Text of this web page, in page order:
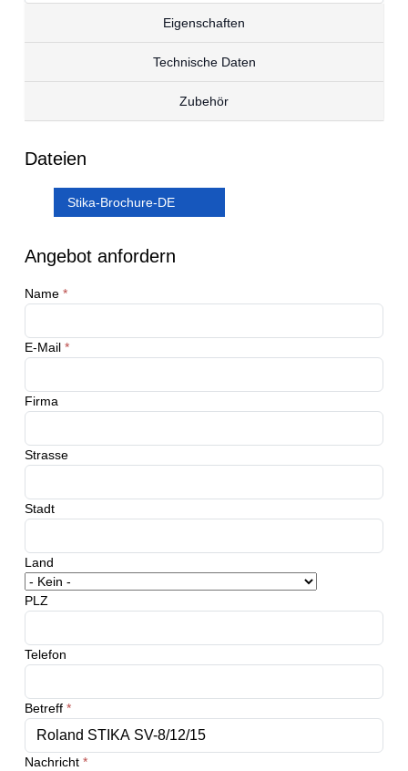
Eigenschaften
Technische Daten
Zubehör
Dateien
Stika-Brochure-DE
Angebot anfordern
Name *
E-Mail *
Firma
Strasse
Stadt
Land
PLZ
Telefon
Betreff *
Nachricht *